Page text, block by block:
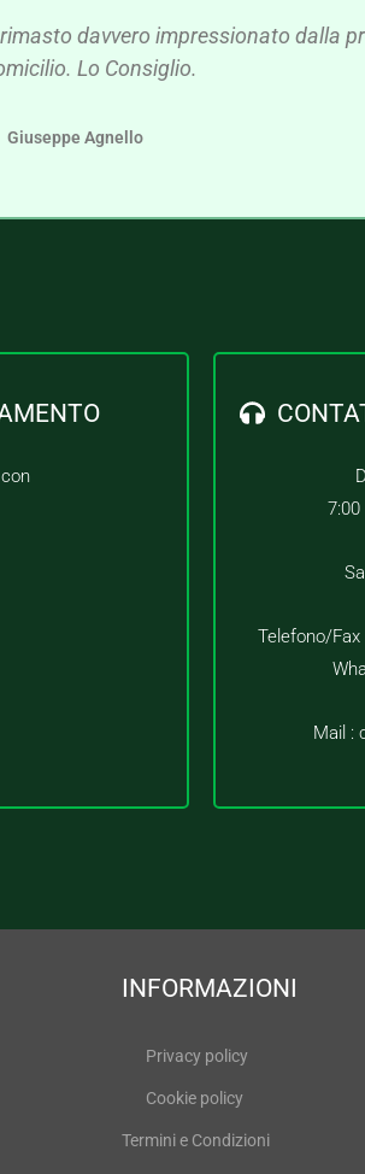
davvero impressionato dalla
Lo Consiglio.
Giuseppe Agnello
Telefono/
Mail :
INFORMAZIONI
Privacy policy
Cookie policy
Termini e Condizioni